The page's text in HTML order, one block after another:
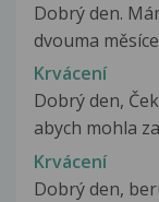
Dobrý den.
dvouma
Krvácení
Dobrý den,
abych mohla
Krvácení
Dobrý den,